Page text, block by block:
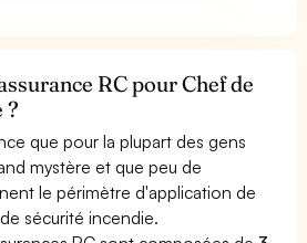
RC pour Chef de
?
que pour la plupart des gens
mystère et que peu de
le périmètre d'application de
sécurité incendie.